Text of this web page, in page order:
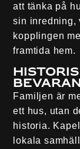
att tänka på
sin inredning,
kopplingen
framtida hem.
Familjen är
ett hus, utan
historia.
lokala